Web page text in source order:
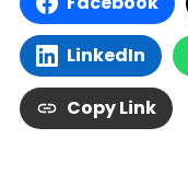
LinkedIn
Copy Link